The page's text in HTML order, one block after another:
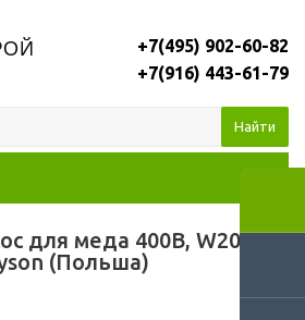
+7(495) 902-60-82
+7(916) 443-61-79
Найти
для меда 400В, W20210S
(Польша)